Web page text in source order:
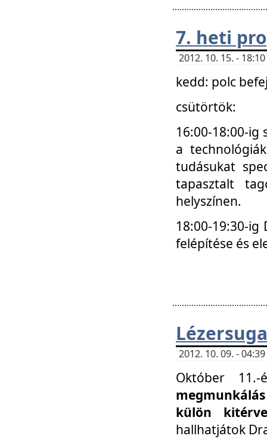
7. heti
2012. 10. 15. -
kedd: polc
csütörtök:
16:00-18:00-
a
tudásukat
tapasztalt
helyszínen.
18:00-19:30-
felépítése és
2012. 10. 09. -
Október
külön
hallhatjátok